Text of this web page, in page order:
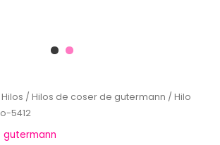
Hilos / Hilos de coser de gutermann / Hilo
5412
gutermann